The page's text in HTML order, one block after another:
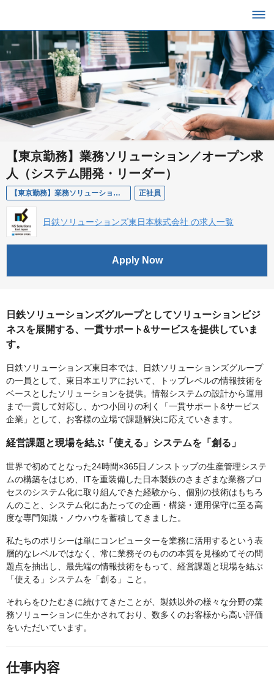
【東京勤務】業務ソリューション／オープン求
人（システム開発・リーダー）
【東京勤務】業務ソリューション／オープン求人（システム開発・リーダー） 正社員
日鉄ソリューションズ東日本株式会社 の求人一覧
Apply Now
日鉄ソリューションズグループとしてソリューションビジ
ネスを展開する、一貫サポート&サービスを提供していま
す。
日鉄ソリューションズ東日本では、日鉄ソリューションズグループ
の一員として、東日本エリアにおいて、トップレベルの情報技術を
ベースとしたソリューションを提供。情報システムの設計から運用
まで一貫して対応し、かつ小回りの利く「一貫サポート&サービス
企業」として、お客様の立場で課題解決に応えていきます。
経営課題と現場を結ぶ「使える」システムを「創る」
世界で初めてとなった24時間×365日ノンストップの生産管理システ
ムの構築をはじめ、ITを重装備した日本製鉄のさまざまな業務プロ
セスのシステム化に取り組んできた経験から、個別の技術はもちろ
んのこと、システム化にあたっての企画・構築・運用保守に至る高
度な専門知識・ノウハウを蓄積してきました。
私たちのポリシーは単にコンピューターを業務に活用するという表
層的なレベルではなく、常に業務そのものの本質を見極めてその問
題点を抽出し、最先端の情報技術をもって、経営課題と現場を結ぶ
「使える」システムを「創る」こと。
それらをひたむきに続けてきたことが、製鉄以外の様々な分野の業
務ソリューションに生かされており、数多くのお客様から高い評価
をいただいています。
仕事内容